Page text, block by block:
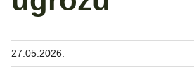
27.05.2026.